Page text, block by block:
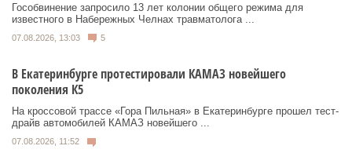
Гособвинение запросило 13 лет колонии общего режима для
известного в Набережных Челнах травматолога ...
07.08.2026, 13:03 5
В Екатеринбурге протестировали КАМАЗ новейшего
поколения К5
На кроссовой трассе «Гора Пильная» в Екатеринбурге прошел тест-
драйв автомобилей КАМАЗ новейшего ...
07.08.2026, 11:52